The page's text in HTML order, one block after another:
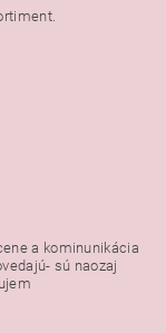
a kominunikácia
sú naozaj